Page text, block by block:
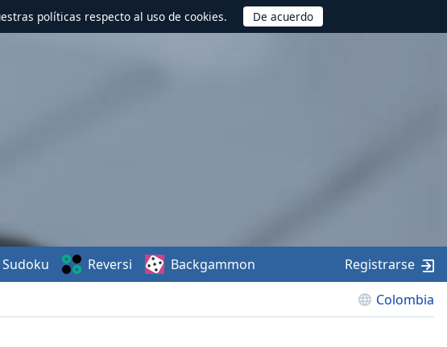
políticas respecto al uso de cookies.
Colombia
Sudoku Reversi Backgammon Registrarse